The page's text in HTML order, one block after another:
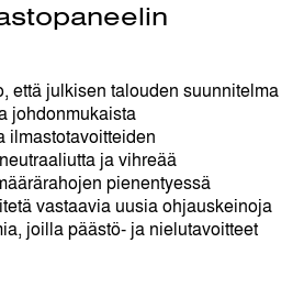
että julkisen talouden suunnitelma
johdonmukaista
ilmastotavoitteiden
ja vihreää
pienentyessä
vastaavia uusia ohjauskeinoja
joilla päästö- ja nielutavoitteet